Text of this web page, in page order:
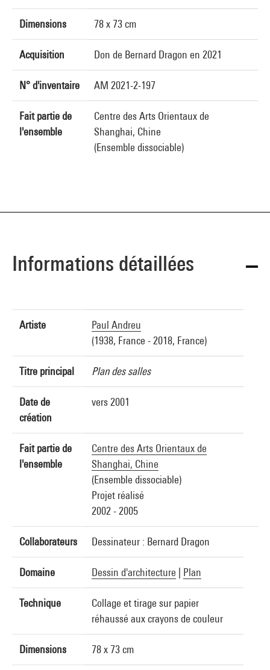
Dimensions 78 x 73 cm
Acquisition Don de Bernard Dragon en 2021
N° d'inventaire AM 2021-2-197
Fait partie de
l'ensemble
Centre des Arts Orientaux de
Shanghai, Chine
(Ensemble dissociable)
Informations détaillées
Artiste
Paul Andreu
(1938, France - 2018, France)
Titre principal Plan des salles
Date de
création
vers 2001
Fait partie de
l'ensemble
Centre des Arts Orientaux de
Shanghai, Chine
(Ensemble dissociable)
Projet réalisé
2002 - 2005
Collaborateurs Dessinateur : Bernard Dragon
Domaine Dessin d'architecture Plan
Technique
Collage et tirage sur papier
réhaussé aux crayons de couleur
Dimensions 78 x 73 cm